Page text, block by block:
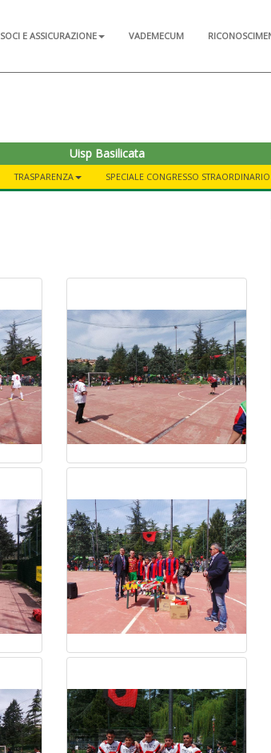
SOCI E ASSICURAZIONE VADEMECUM
Uisp Basilicata
TRASPARENZA SPECIALE CONGRESSO